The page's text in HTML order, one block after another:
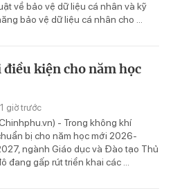
về bảo vệ dữ liệu cá nhân và kỹ
bảo vệ dữ liệu cá nhân cho ...
điều kiện cho năm học
giờ trước
- Trong không khí
bị cho năm học mới 2026-
ngành Giáo dục và Đào tạo Thủ
đang gấp rút triển khai các ...